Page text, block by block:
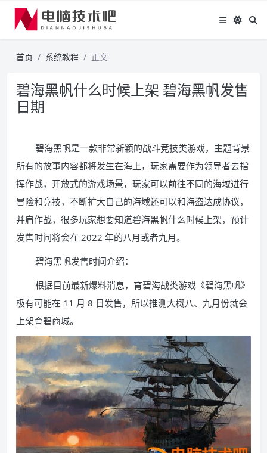
首页 系统教程 正文
碧海黑帆什么时候上架 碧海黑帆发售
日期
碧海黑帆是一款非常新颖的战斗竞技类游戏，主题背景
所有的故事内容都将发生在海上，玩家需要作为领导者去指
挥作战，开放式的游戏场景，玩家可以前往不同的海域进行
冒险和竞技，不断扩大自己的海域还可以和海盗达成协议，
并肩作战，很多玩家想要知道碧海黑帆什么时候上架，预计
发售时间将会在 2022 年的八月或者九月。
碧海黑帆发售时间介绍：
根据目前最新爆料消息，育碧海战类游戏《碧海黑帆》
极有可能在 11 月 8 日发售，所以推测大概八、九月份就会
上架育碧商城。